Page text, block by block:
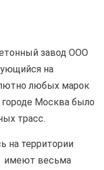
завод ООО
на
любых марок
городе Москва было
трасс.
на территории
имеют весьма